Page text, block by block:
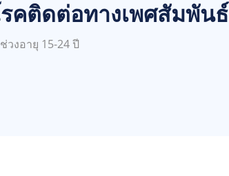
รคติดต่อทางเพศสัมพันธ์
งอายุ 15-24 ปี